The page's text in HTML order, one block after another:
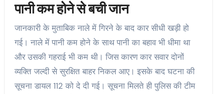
पानी कम होने से बची जान
जानकारी के मुताबिक नाले में गिरने के बाद कार सीधी खड़ी हो
गई। नाले में पानी कम होने के साथ पानी का बहाव भी धीमा था
और उसकी गहराई भी कम थी। जिस कारण कार सवार दोनों
व्यक्ति जल्दी से सुरक्षित बाहर निकल आए। इसके बाद घटना की
सूचना डायल 112 को दे दी गई। सूचना मिलते ही पुलिस की टीम